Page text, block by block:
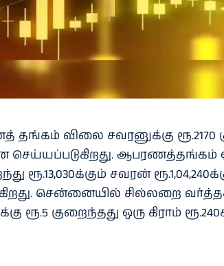
விலை சவரனுக்கு ரூ.2170
செய்யப்படுகிறது. ஆபரணத்தங்கம்
ரூ.13,030க்கும் சவரன்
சென்னையில் சில்லறை
ரூ.5 குறைந்தது ஒரு கிராம்